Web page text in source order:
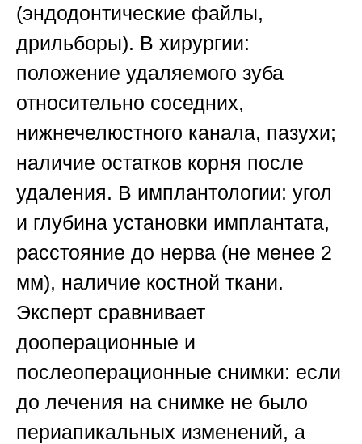
(эндодонтические файлы,
дрильборы). В хирургии:
положение удаляемого зуба
относительно соседних,
нижнечелюстного канала, пазухи;
наличие остатков корня после
удаления. В имплантологии: угол
и глубина установки имплантата,
расстояние до нерва (не менее 2
мм), наличие костной ткани.
Эксперт сравнивает
дооперационные и
послеоперационные снимки: если
до лечения на снимке не было
периапикальных изменений, а